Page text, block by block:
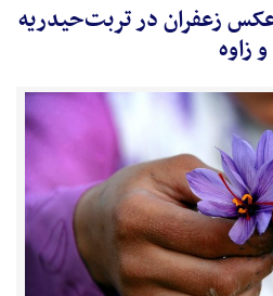
زعفران در تربت‌حیدریه
و زاوه